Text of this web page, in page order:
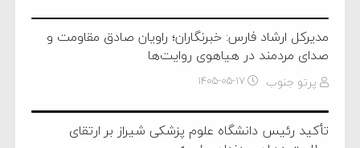
مدیرکل ارشاد فارس: خبرنگاران؛ راویان صادق مقاومت و
صدای مردمند در هیاهوی روایت‌ها
پرتو جنوب ۱۴۰۵-۰۵-۱۷
تأکید رئیس دانشگاه علوم پزشکی شیراز بر ارتقای